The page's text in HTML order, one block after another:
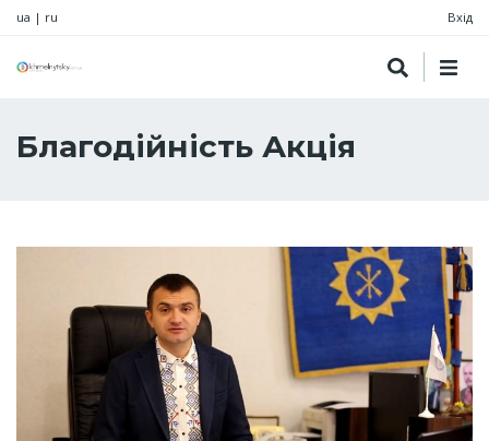
ua | ru Вхід
Благодійність Акція